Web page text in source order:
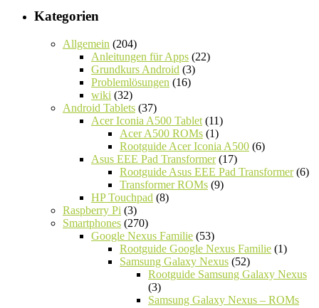
Kategorien
Allgemein (204)
Anleitungen für Apps (22)
Grundkurs Android (3)
Problemlösungen (16)
wiki (32)
Android Tablets (37)
Acer Iconia A500 Tablet (11)
Acer A500 ROMs (1)
Rootguide Acer Iconia A500 (6)
Asus EEE Pad Transformer(17)
Rootguide Asus EEE Pad Transformer(6)
Transformer ROMs (9)
HP Touchpad (8)
Raspberry Pi (3)
Smartphones (270)
Google Nexus Familie (53)
Rootguide Google Nexus Familie (1)
Samsung Galaxy Nexus (52)
Rootguide Samsung Galaxy Nexus
(3)
Samsung Galaxy Nexus – ROMs